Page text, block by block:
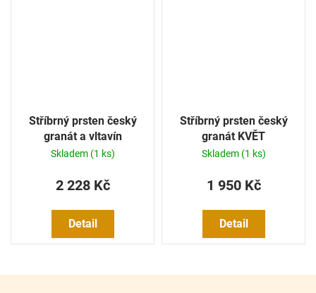
Stříbrný prsten český
granát a vltavín
Skladem (1 ks)
2 228 Kč
Detail
Stříbrný prsten český
granát KVĚT
Skladem (1 ks)
1 950 Kč
Detail